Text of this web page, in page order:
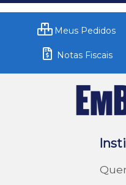
Meus Pedidos
Notas Fiscais